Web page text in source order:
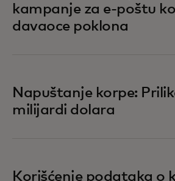
kampanje za e-poštu
davaoce poklona
Napuštanje korpe:
milijardi dolara
Korišćenje podataka o